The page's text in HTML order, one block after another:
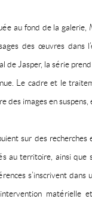
au fond de la galerie,
des œuvres dans
de Jasper, la série
Le cadre et le
des images en suspens,
sur des
au territoire, ainsi que
s’inscrivent
matérielle